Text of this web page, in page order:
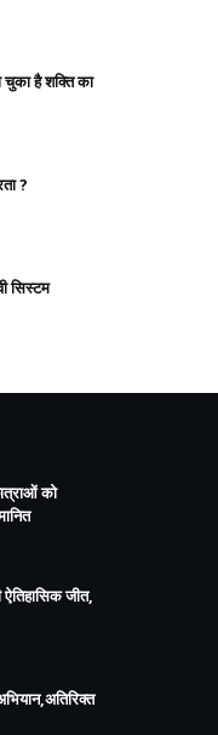
चुका है शक्ति का
?
सिस्टम
को
जीत,